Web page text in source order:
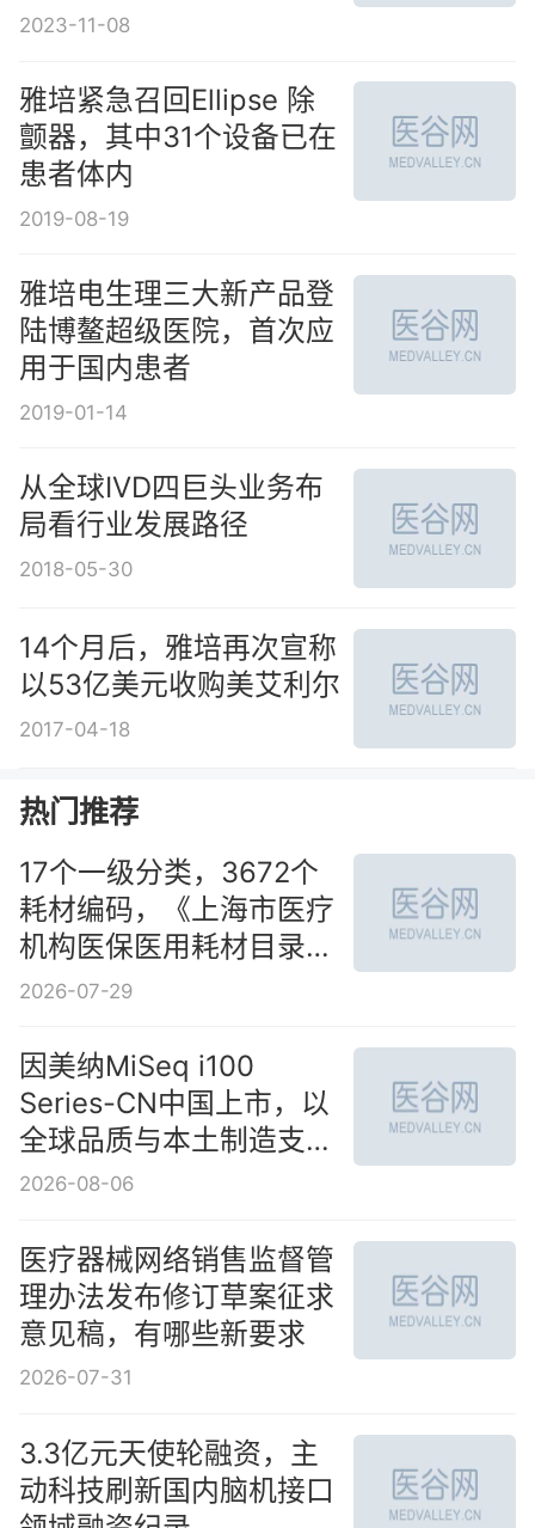
2023-11-08
雅培紧急召回Ellipse 除
颤器，其中31个设备已在
患者体内
2019-08-19
雅培电生理三大新产品登
陆博鳌超级医院，首次应
用于国内患者
2019-01-14
从全球IVD四巨头业务布
局看行业发展路径
2018-05-30
14个月后，雅培再次宣称
以53亿美元收购美艾利尔
2017-04-18
热门推荐
17个一级分类，3672个
耗材编码，《上海市医疗
机构医保医用耗材目录》
公示
2026-07-29
因美纳MiSeq i100
Series-CN中国上市，以
全球品质与本土制造支持
中国客户测序能力建设
2026-08-06
医疗器械网络销售监督管
理办法发布修订草案征求
意见稿，有哪些新要求
2026-07-31
3.3亿元天使轮融资，主
动科技刷新国内脑机接口